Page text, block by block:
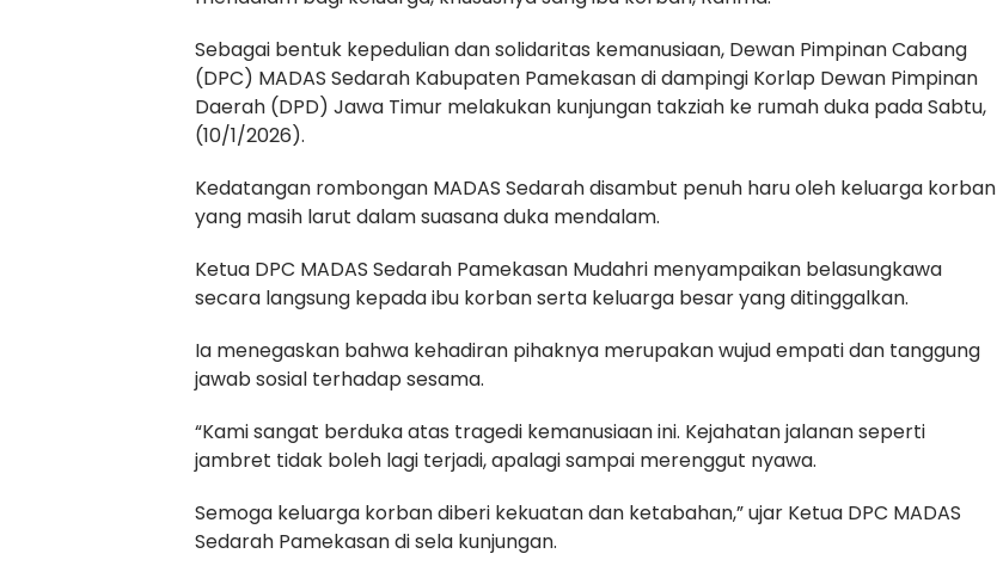
Sebagai bentuk kepedulian dan solidaritas kemanusiaan, Dewan Pimpinan Cabang
(DPC) MADAS Sedarah Kabupaten Pamekasan di dampingi Korlap Dewan Pimpinan
Daerah (DPD) Jawa Timur melakukan kunjungan takziah ke rumah duka pada Sabtu,
(10/1/2026).
Kedatangan rombongan MADAS Sedarah disambut penuh haru oleh keluarga korban
yang masih larut dalam suasana duka mendalam.
Ketua DPC MADAS Sedarah Pamekasan Mudahri menyampaikan belasungkawa
secara langsung kepada ibu korban serta keluarga besar yang ditinggalkan.
Ia menegaskan bahwa kehadiran pihaknya merupakan wujud empati dan tanggung
jawab sosial terhadap sesama.
“Kami sangat berduka atas tragedi kemanusiaan ini. Kejahatan jalanan seperti
jambret tidak boleh lagi terjadi, apalagi sampai merenggut nyawa.
Semoga keluarga korban diberi kekuatan dan ketabahan,” ujar Ketua DPC MADAS
Sedarah Pamekasan di sela kunjungan.